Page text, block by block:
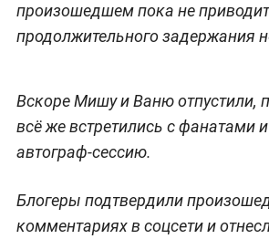
произошедшем пока не
продолжительного задержания
Вскоре Мишу и Ваню отпустили,
всё же встретились с фанатами
автограф-сессию.
Блогеры подтвердили
комментариях в соцсети и